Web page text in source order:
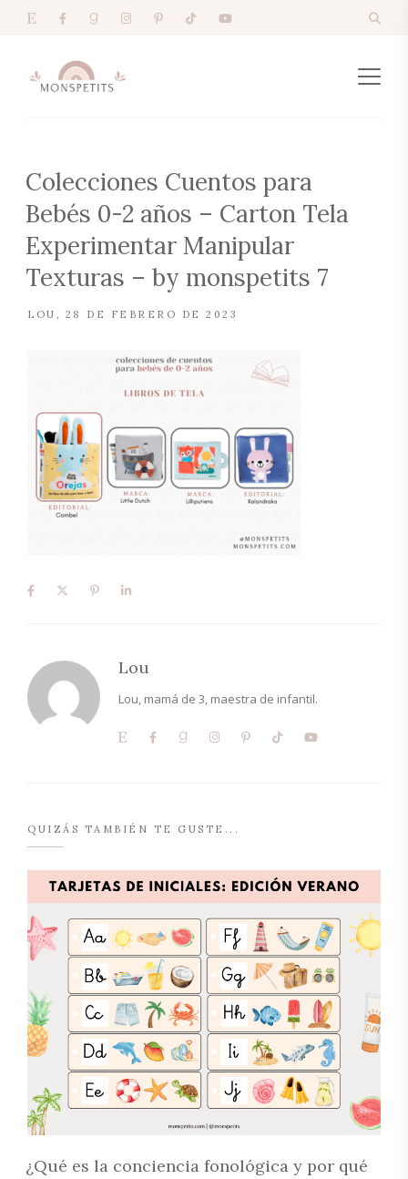
Colecciones Cuentos para
Bebés 0-2 años – Carton Tela
Experimentar Manipular
Texturas – by monspetits 7
LOU 28 DE FEBRERO DE 2023
Lou
Lou, mamá de 3, maestra de infantil.
QUIZÁS TAMBIÉN TE GUSTE...
¿Qué es la conciencia fonológica y por qué